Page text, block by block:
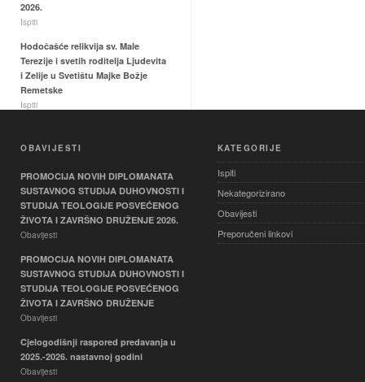
2026.
Ispiti
Hodočašće relikvija sv. Male
Terezije i svetih roditelja Ljudevita
i Zelije u Svetištu Majke Božje
Remetske
Ispiti
OBAVIJESTI
PROMOCIJA NOVIH DIPLOMANATA
SUSTAVNOG STUDIJA DUHOVNOSTI I
STUDIJA TEOLOGIJE POSVEĆENOG
ŽIVOTA I ZAVRŠNO DRUŽENJE 2026.
Obavijesti
PROMOCIJA NOVIH DIPLOMANATA
SUSTAVNOG STUDIJA DUHOVNOSTI I
STUDIJA TEOLOGIJE POSVEĆENOG
ŽIVOTA I ZAVRŠNO DRUŽENJE
Obavijesti
Cjelogodišnji raspored predavanja u
2025.-2026. nastavnoj godini
Obavijesti
KATEGORIJE
Ispiti
Nekategorizirano
Obavijesti
Preporučeni linkovi